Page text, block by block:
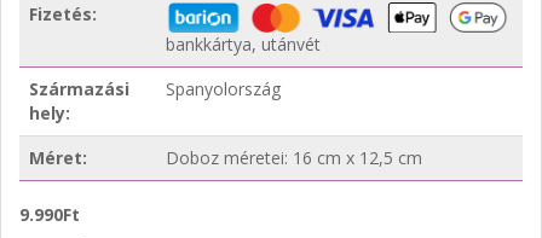
Fizetés:
bankkártya, utánvét
Származási
hely:
Spanyolország
Méret: Doboz méretei: 16 cm x 12,5 cm
9.990Ft